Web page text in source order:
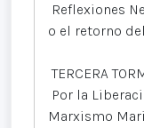
Reflexiones
o el retorno
TERCERA
Por la
Marxismo